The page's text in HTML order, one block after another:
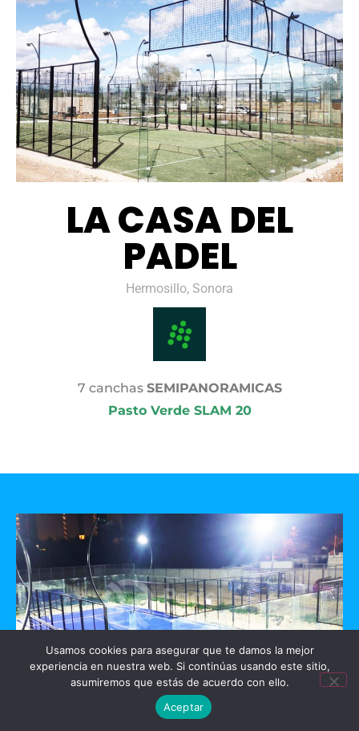
LA CASA DEL
PADEL
Hermosillo, Sonora
7 canchas SEMIPANORAMICAS
Pasto Verde SLAM 20
Usamos cookies para asegurar que te damos la mejor
experiencia en nuestra web. Si continúas usando este sitio,
asumiremos que estás de acuerdo con ello.
Aceptar